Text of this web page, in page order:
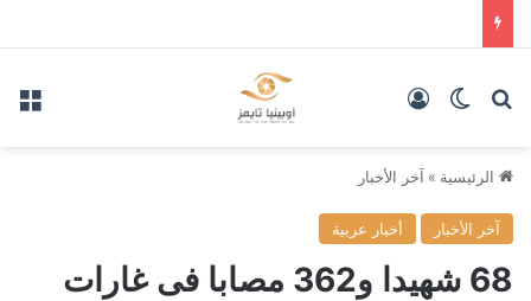
بحث عنالوضع المظلم
الرئيسية » آخر الأخبار
آخر الأخبار أخبار عربية
68 شهيدا و362 مصابا فى غارات